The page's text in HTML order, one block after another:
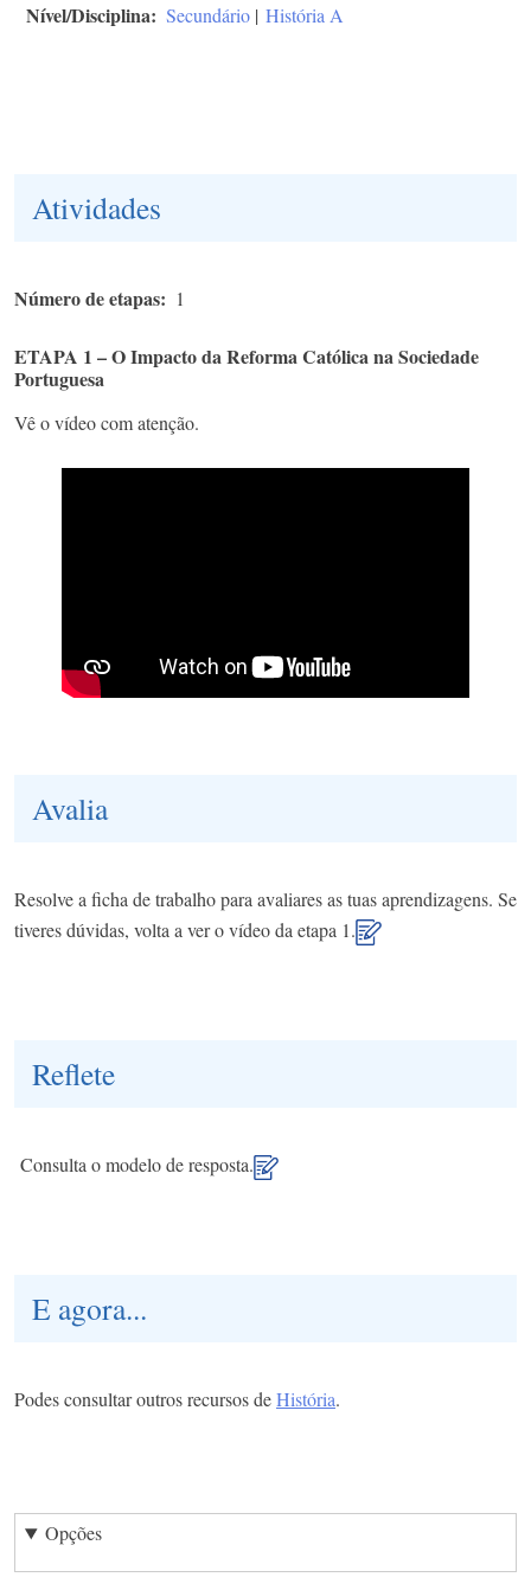
Nível/Disciplina Secundário | História A
Atividades
Número de etapas 1
ETAPA 1 – O Impacto da Reforma Católica na Sociedade
Portuguesa
Vê o vídeo com atenção.
Avalia
Resolve a ficha de trabalho para avaliares as tuas aprendizagens. Se
tiveres dúvidas, volta a ver o vídeo da etapa 1.
Reflete
Consulta o modelo de resposta.
E agora...
Podes consultar outros recursos deHistória.
Opções